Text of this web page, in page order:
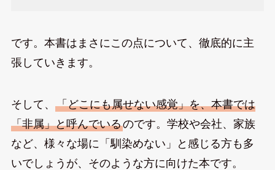
です。本書はまさにこの点について、徹底的に主
張していきます。
そして、 「どこにも属せない感覚」を、本書では
「非属」と呼んでいるのです。学校や会社、家族
など、様々な場に「馴染めない」と感じる方も多
いでしょうが、そのような方に向けた本です。